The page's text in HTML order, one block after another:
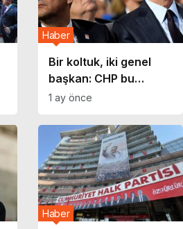
Bir koltuk, iki genel
başkan: CHP bu
kaostan nasıl
Haber
1 ay önce
Haber